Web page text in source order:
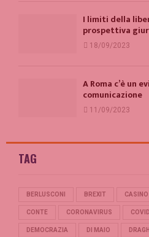
I limiti della
prospettiva
18/09/2023
A Roma c’è un
comunicazione
11/09/2023
TAG
BERLUSCONI BREXIT
CONTE CORONAVIRUS
DEMOCRAZIA DI MAIO DRAGHI